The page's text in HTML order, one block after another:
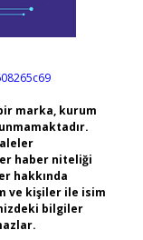
marka, kurum
haber niteliği
hakkında
ve kişiler ile isim
bilgiler